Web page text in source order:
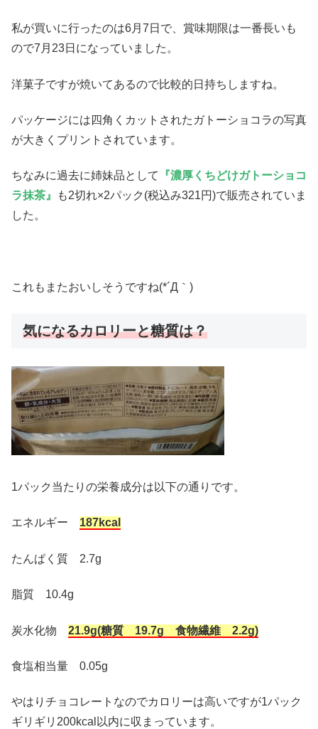
私が買いに行ったのは6月7日で、賞味期限は一番長いも
ので7月23日になっていました。
洋菓子ですが焼いてあるので比較的日持ちしますね。
パッケージには四角くカットされたガトーショコラの写真
が大きくプリントされています。
ちなみに過去に姉妹品として
『濃厚くちどけガトーショコ
ラ抹茶』
も2切れ×2パック(税込み321円)で販売されていま
した。
これもまたおいしそうですね(*´Д｀)
気になるカロリーと糖質は？
1パック当たりの栄養成分は以下の通りです。
エネルギー 187kcal
たんぱく質 2.7g
脂質 10.4g
炭水化物 21.9g(糖質 19.7g 食物繊維 2.2g)
食塩相当量 0.05g
やはりチョコレートなのでカロリーは高いですが1パック
ギリギリ200kcal以内に収まっています。